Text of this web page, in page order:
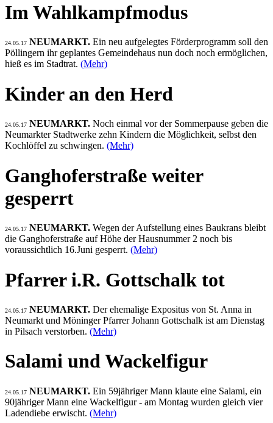
Im Wahlkampfmodus
24.05.17 NEUMARKT. Ein neu aufgelegtes Förderprogramm soll den
Pöllingern ihr geplantes Gemeindehaus nun doch noch ermöglichen,
hieß es im Stadtrat. (Mehr)
Kinder an den Herd
24.05.17 NEUMARKT. Noch einmal vor der Sommerpause geben die
Neumarkter Stadtwerke zehn Kindern die Möglichkeit, selbst den
Kochlöffel zu schwingen. (Mehr)
Ganghoferstraße weiter
gesperrt
24.05.17 NEUMARKT. Wegen der Aufstellung eines Baukrans bleibt
die Ganghoferstraße auf Höhe der Hausnummer 2 noch bis
voraussichtlich 16.Juni gesperrt. (Mehr)
Pfarrer i.R. Gottschalk tot
24.05.17 NEUMARKT. Der ehemalige Expositus von St. Anna in
Neumarkt und Möninger Pfarrer Johann Gottschalk ist am Dienstag
in Pilsach verstorben. (Mehr)
Salami und Wackelfigur
24.05.17 NEUMARKT. Ein 59jähriger Mann klaute eine Salami, ein
90jähriger Mann eine Wackelfigur - am Montag wurden gleich vier
Ladendiebe erwischt. (Mehr)